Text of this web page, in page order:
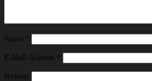
Name *
E-Mail-Adresse *
Website